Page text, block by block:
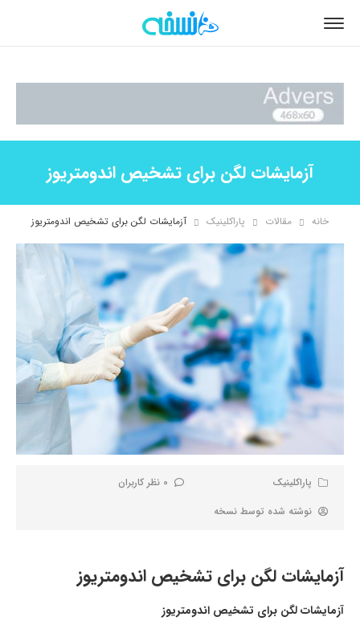
آزمایشات لگن برای تشخیص اندومتریوز
خانه مقالات پاراکلینیک آزمایشات لگن برای تشخیص اندومتریوز
پاراکلینیک
0 نظر کاربران
نوشته شده توسط نسخه
آزمایشات لگن برای تشخیص اندومتریوز
آزمایشات لگن برای تشخیص اندومتریوز